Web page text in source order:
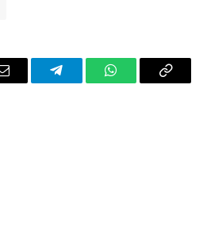
Email TelegramWhatsAppCopy